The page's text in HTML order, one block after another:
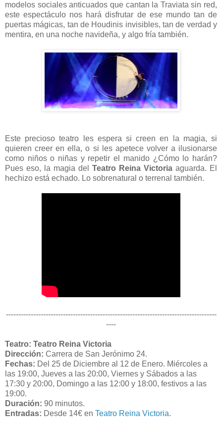
modelos sociales anticuados que cantan la Traviata sin red,
este espectáculo nos hará disfrutar de ese mundo tan de
puertas mágicas, tan de Houdinis invisibles, tan de verdad y
mentira, en una noche navideña, y algo fría también.
Este precioso teatro les espera si creen en la magia, si
quieren creer en ella, o si les apetece volver a ilusionarse
como niños o niñas y repetir el manido ¿Cómo lo harán?
Pues eso, la magia del Teatro Reina Victoria aguarda. El
hechizo está echado. Lo sobrenatural o terrenal también.
-------------------------------------------------------------------------------------
----
Teatro: Teatro Reina Victoria
Dirección: Carrera de San Jerónimo 24.
Fechas: Del 25 de Diciembre al 12 de Enero. Miércoles a
las 19:00, Jueves a las 20:00, Viernes y Sábados a las
17:30 y 20:00, Domingo a las 12:00 y 18:00, festivos a las
19:00.
Duración: 90 minutos.
Entradas: Desde 14€ en Teatro Reina Victoria.